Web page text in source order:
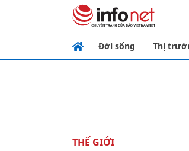
Đời sống Thị
THẾ GIỚI